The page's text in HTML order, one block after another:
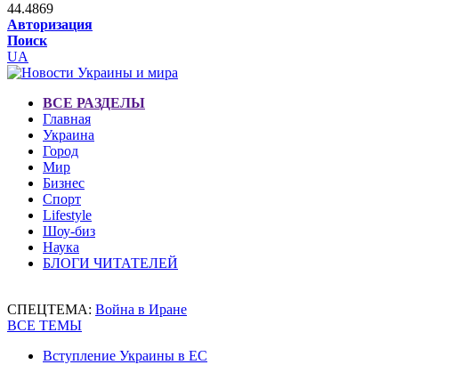
44.4869
Авторизация
Поиск
UA
ВСЕ РАЗДЕЛЫ
Главная
Украина
Город
Мир
Бизнес
Спорт
Lifestyle
Шоу-биз
Наука
БЛОГИ ЧИТАТЕЛЕЙ
СПЕЦТЕМА: Война в Иране
ВСЕ ТЕМЫ
Вступление Украины в ЕС